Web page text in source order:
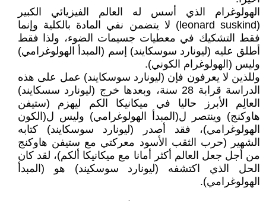
الهولوغرام الذي أسس له العالم الفيزيائي الكبير
(leonard suskind) لا يتضمن نفي المادة بالكلية وإنما
فقط التشكيك في معطيات جسيمات الضوء، ولذا فقط
أطلق عليه (ليونارد سوسكايند) إسم (المبدأ الهولوغرامي)
وليس (الهولوغرام الكوني).
وللذين لا يعرفون فإن (ليونارد سوسكايند) عمل على هذه
الدراسة قرابة 28 سنة، وبعدها خرج (ليونارد سسكايند)
العالِم الأبرز حاليا في ميكانيكا الكم ليهزم (ستيفن
هاوكنج) وينتصر ل(المبدأ الهولوغرامي) وليس ل(الكون
الهولوغرامي)، فقد أصدر (ليونارد سوسكايند) كتابه
الشهير (حرب الثقب الأسود معركتي مع ستيفن هاوكنج
من أجل جعل العالم أكثر أمانا مع ميكانيكا ألكم)، لقد كان
الحل الذي اكتشفه (ليونارد سوسكيند) هو (المبدأ
الهولوغرامي).